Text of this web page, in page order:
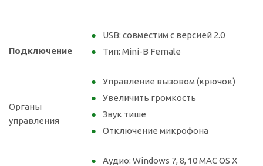
Подключение
USB: совместим с версией 2.0
Тип: Mini-B Female
Органы
управления
Управление вызовом (крючок)
Увеличить громкость
Звук тише
Отключение микрофона
Аудио: Windows 7, 8, 10 MAC OS X